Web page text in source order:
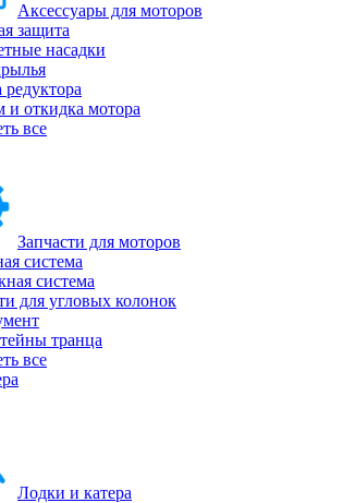
Аксессуары для моторов
защита
насадки
и откидка мотора
все
Запчасти для моторов
система
система
для угловых колонок
транца
все
Лодки и катера